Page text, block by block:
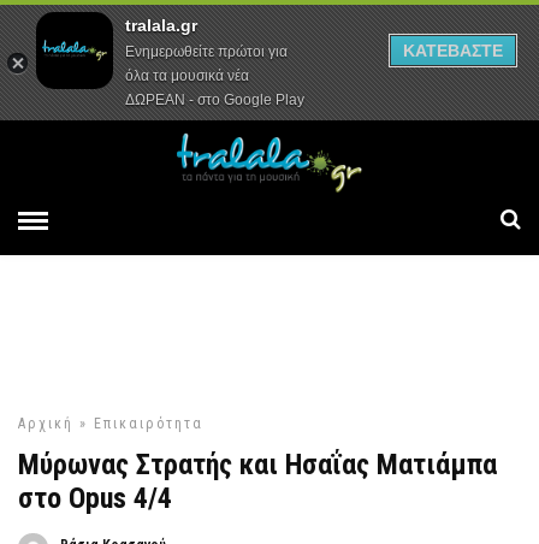
Αρχική Συνεντεύξεις Ρεπορτάζ
Αρχική » Επικαιρότητα
Μύρωνας Στρατής και Ησαΐας Ματιάμπα
στο Opus 4/4
tralala.gr
Ενημερωθείτε πρώτοι για
όλα τα μουσικά νέα
ΔΩΡΕΑΝ - στο Google Play
ΚΑΤΕΒΑΣΤΕ